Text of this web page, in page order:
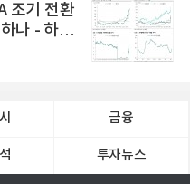
조기 전환
나 - 하나
금융
투자뉴스